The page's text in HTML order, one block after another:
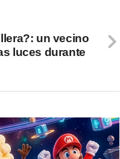
un vecino
luces durante